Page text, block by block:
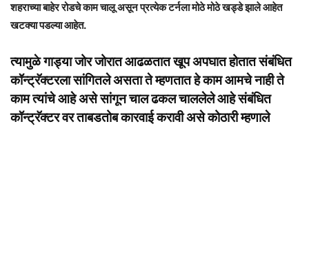
शहराच्या बाहेर रोडचे काम चालू असून प्रत्येक टर्नला मोठे मोठे खड्डे झाले आहेत
खटक्या पडल्या आहेत.
त्यामुळे गाड्या जोर जोरात आढळतात खूप अपघात होतात संबंधित
कॉन्ट्रॅक्टरला सांगितले असता ते म्हणतात हे काम आमचे नाही ते
काम त्यांचे आहे असे सांगून चाल ढकल चाललेले आहे संबंधित
कॉन्ट्रॅक्टर वर ताबडतोब कारवाई करावी असे कोठारी म्हणाले